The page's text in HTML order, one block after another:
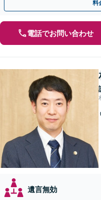
料
電話でお問い合わせ
遺言無効